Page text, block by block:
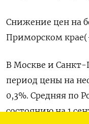
Снижение цен на
Приморском
В Москве и Санкт-
период цены на
0,3%. Средняя по
состоянию на 1